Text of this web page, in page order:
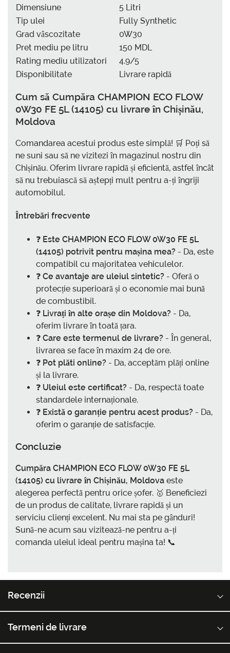
Dimensiune
5 Litri
Tip ulei
Fully Synthetic
Grad vâscozitate
0W30
Pret mediu pe litru
150 MDL
Rating mediu utilizatori
4.9/5
Disponibilitate
Livrare rapidă
Cum să Cumpăra CHAMPION ECO FLOW
0W30 FE 5L (14105) cu livrare în Chișinău,
Moldova
Comandarea acestui produs este simplă! 🛒 Poți să
ne suni sau să ne vizitezi în magazinul nostru din
Chișinău. Oferim livrare rapidă și eficientă, astfel încât
să nu trebuiască să aștepți mult pentru a-ți îngriji
automobilul.
Întrebări frecvente
❓ Este CHAMPION ECO FLOW 0W30 FE 5L
(14105) potrivit pentru mașina mea? - Da, este
compatibil cu majoritatea vehiculelor.
❓ Ce avantaje are uleiul sintetic? - Oferă o
protecție superioară și o economie mai bună
de combustibil.
❓ Livrați în alte orașe din Moldova? - Da,
oferim livrare în toată țara.
❓ Care este termenul de livrare? - În general,
livrarea se face în maxim 24 de ore.
❓ Pot plăti online? - Da, acceptăm plăți online
și la livrare.
❓ Uleiul este certificat? - Da, respectă toate
standardele internaționale.
❓ Există o garanție pentru acest produs? - Da,
oferim o garanție de satisfacție.
Concluzie
Cumpăra CHAMPION ECO FLOW 0W30 FE 5L
(14105) cu livrare în Chișinău, Moldova este
alegerea perfectă pentru orice șofer. 🥇 Beneficiezi
de un produs de calitate, livrare rapidă și un
serviciu clienți excelent. Nu mai sta pe gânduri!
Sună-ne acum sau vizitează-ne pentru a-ți
comanda uleiul ideal pentru mașina ta! 📞
Recenzii
Termeni de livrare